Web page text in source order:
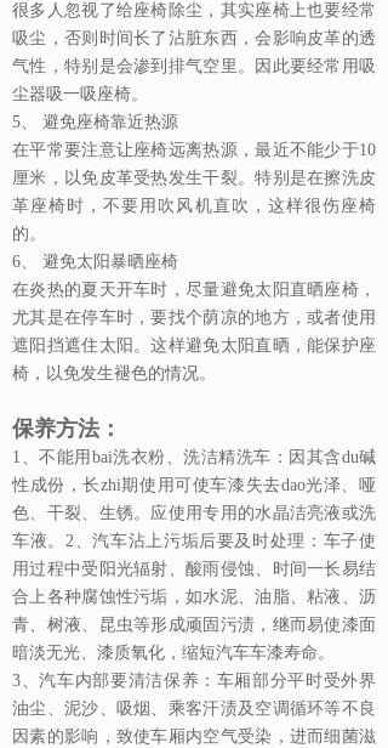
很多人忽视了给座椅除尘，其实座椅上也要经常
吸尘，否则时间长了沾脏东西，会影响皮革的透
气性，特别是会渗到排气空里。因此要经常用吸
尘器吸一吸座椅。
5、 避免座椅靠近热源
在平常要注意让座椅远离热源，最近不能少于10
厘米，以免皮革受热发生干裂。特别是在擦洗皮
革座椅时，不要用吹风机直吹，这样很伤座椅
的。
6、 避免太阳暴晒座椅
在炎热的夏天开车时，尽量避免太阳直晒座椅，
尤其是在停车时，要找个荫凉的地方，或者使用
遮阳挡遮住太阳。这样避免太阳直晒，能保护座
椅，以免发生褪色的情况。
保养方法：
1、不能用bai洗衣粉、洗洁精洗车：因其含du碱
性成份，长zhi期使用可使车漆失去dao光泽、哑
色、干裂、生锈。应使用专用的水晶洁亮液或洗
车液。 2、汽车沾上污垢后要及时处理：车子使
用过程中受阳光辐射、酸雨侵蚀、时间一长易结
合上各种腐蚀性污垢，如水泥、油脂、粘液、沥
青、树液、昆虫等形成顽固污渍，继而易使漆面
暗淡无光、漆质氧化，缩短汽车车漆寿命。
3、汽车内部要清洁保养：车厢部分平时受外界
油尘、泥沙、吸烟、乘客汗渍及空调循环等不良
因素的影响，致使车厢内空气受染，进而细菌滋